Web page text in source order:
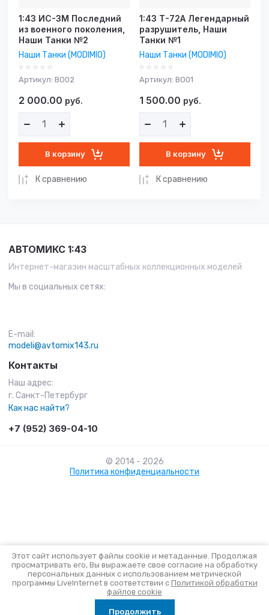
1:43 ИС-3М Последний
из военного поколения,
Наши Танки №2
Наши Танки (MODIMIO)
Артикул: BO02
2 000.00 руб.
В корзину
К сравнению
1:43 Т-72А Легендарный
разрушитель, Наши
Танки №1
Наши Танки (MODIMIO)
Артикул: BO01
1 500.00 руб.
В корзину
К сравнению
АВТОМИКС 1:43
Интернет-магазин масштабных коллекционных моделей
Мы в социальных сетях:
E-mail:
modeli@avtomix143.ru
Контакты
Наш адрес:
г. Санкт-Петербург
Как нас найти?
+7 (952) 369-04-10
© 2014 - 2026
Политика конфиденциальности
Megagroup.ru
Этот сайт использует файлы cookie и метаданные. Продолжая
просматривать его, Вы выражаете свое согласие на обработку
персональных данных с использованием метрической
программы LiveInternet в соответствии с Политикой обработки
файлов cookie
Продолжить